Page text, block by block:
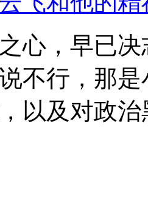
心，早已
不行，那
以及对政